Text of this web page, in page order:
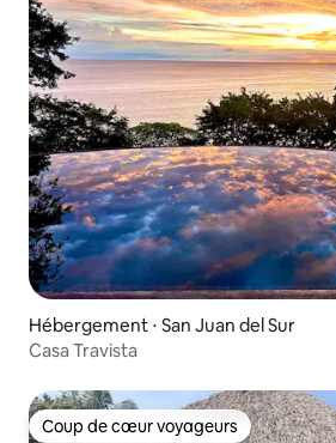
Hébergement ⋅ San Juan del Sur
Casa Travista
Coup de cœur voyageurs
Coup de cœur voyageurs